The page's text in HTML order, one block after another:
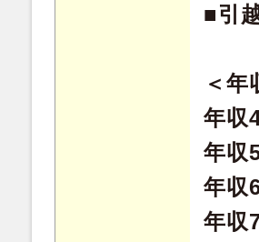
■引
＜年
年収
年収
年収
年収